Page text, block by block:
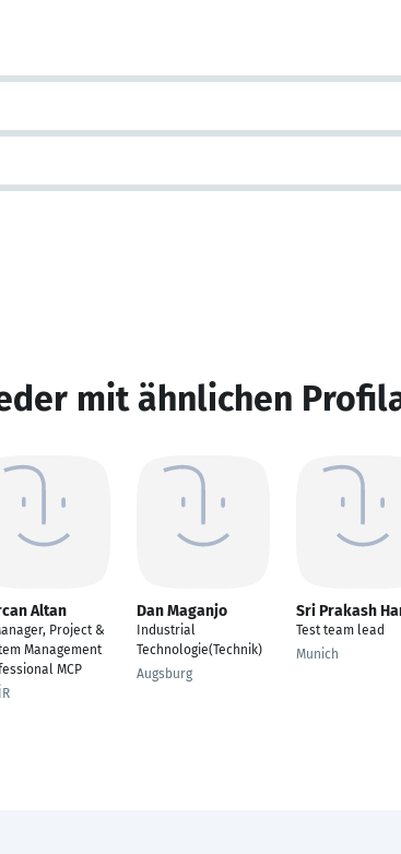
mit ähnlichen
Altan
Project &
Management
MCP
Dan Maganjo
Industrial
Technologie(Technik)
Augsburg
Sri Prakash
Test team lead
Munich